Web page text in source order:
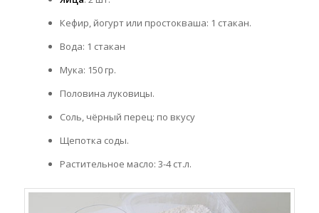
Кефир, йогурт или простокваша: 1 стакан.
Вода: 1 стакан
Мука: 150 гр.
Половина луковицы.
Соль, чёрный перец: по вкусу
Щепотка соды.
Растительное масло: 3-4 ст.л.